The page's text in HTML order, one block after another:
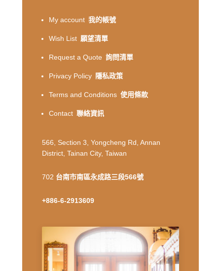
My account 我的帳號
Wish List 願望清單
Request a Quote 詢問清單
Privacy Policy 隱私政策
Terms and Conditions 使用條款
Contact 聯絡資訊
566, Section 3, Yongcheng Rd, Annan
District, Tainan City, Taiwan
702 台南市南區永成路三段566號
+886-6-2913609